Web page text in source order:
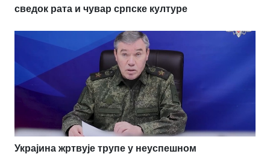
сведок рата и чувар српске културе
Украјина жртвује трупе у неуспешном